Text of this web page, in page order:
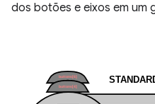
dos botões e eixos em um